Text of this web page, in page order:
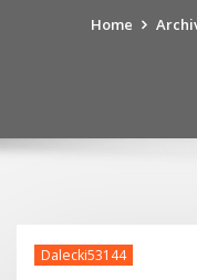
Home
Dalecki53144